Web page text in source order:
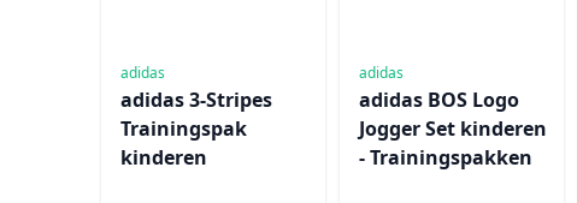
adidas
adidas 3-Stripes
Trainingspak
kinderen
adidas
adidas BOS Logo
Jogger Set kinderen
- Trainingspakken